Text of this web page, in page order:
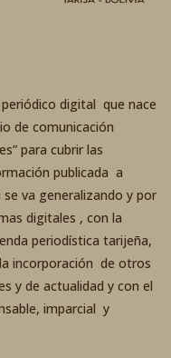
digital que nace
de comunicación
para cubrir las
publicada a
va generalizando y por
digitales , con la
periodística tarijeña,
incorporación de otros
y de actualidad y con el
imparcial y